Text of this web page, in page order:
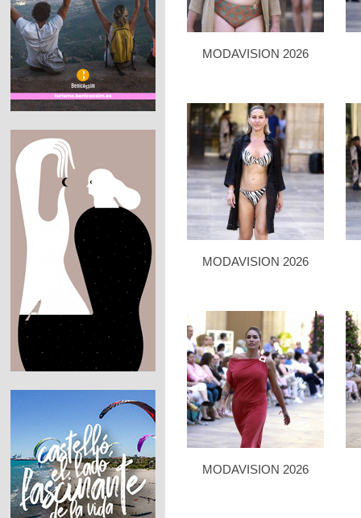
MODAVISION 2026
MODAVISION 2026
MODAVISION 2026